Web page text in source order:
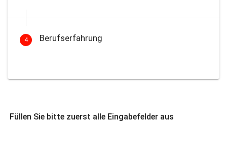
4 Berufserfahrung
Füllen Sie bitte zuerst alle Eingabefelder aus